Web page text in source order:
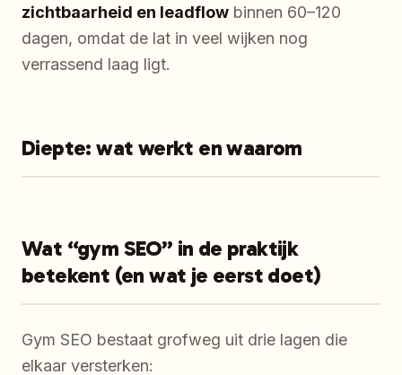
zichtbaarheid en leadflow binnen 60–120
dagen, omdat de lat in veel wijken nog
verrassend laag ligt.
Diepte: wat werkt en waarom
Wat “gym SEO” in de praktijk
betekent (en wat je eerst doet)
Gym SEO bestaat grofweg uit drie lagen die
elkaar versterken: